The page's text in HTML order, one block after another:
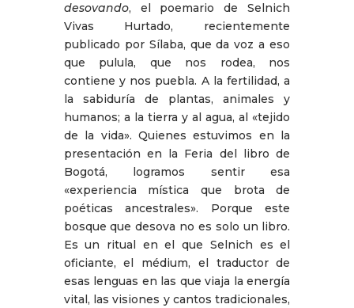
desovando, el poemario de Selnich
Vivas Hurtado, recientemente
publicado por Sílaba, que da voz a eso
que pulula, que nos rodea, nos
contiene y nos puebla. A la fertilidad, a
la sabiduría de plantas, animales y
humanos; a la tierra y al agua, al «tejido
de la vida». Quienes estuvimos en la
presentación en la Feria del libro de
Bogotá, logramos sentir esa
«experiencia mística que brota de
poéticas ancestrales». Porque este
bosque que desova no es solo un libro.
Es un ritual en el que Selnich es el
oficiante, el médium, el traductor de
esas lenguas en las que viaja la energía
vital, las visiones y cantos tradicionales,